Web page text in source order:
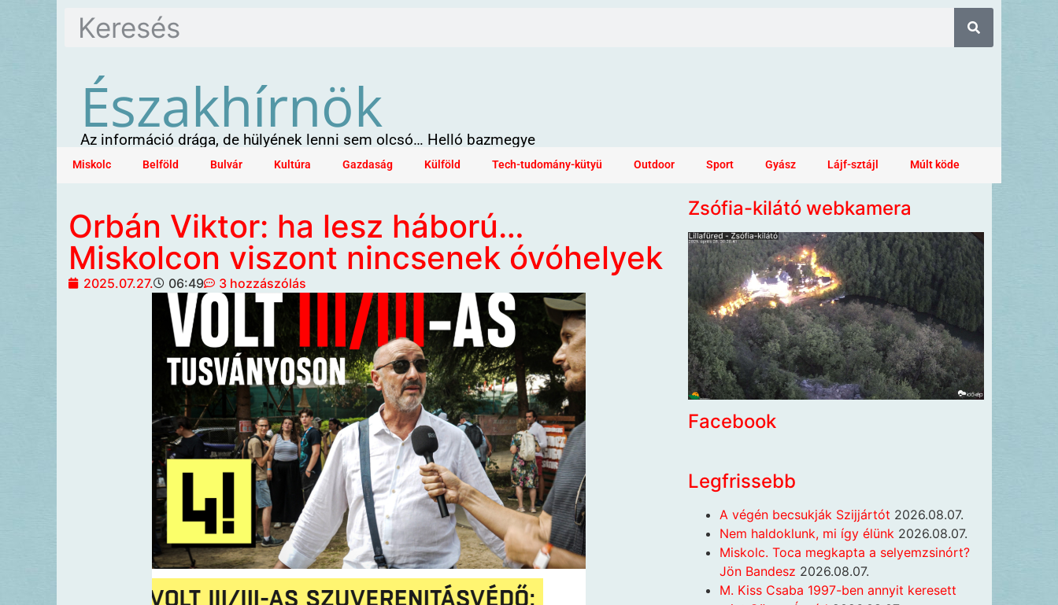
Északhírnök
Az információ drága, de hülyének lenni sem olcsó… Helló bazmegye
Miskolc Belföld Bulvár Kultúra Gazdaság Külföld Tech-tudomány-kütyü Outdoor Sport Gyász Lájf-sztájl Múlt köde
Orbán Viktor: ha lesz háború…
Miskolcon viszont nincsenek óvóhelyek
2025.07.27. 06:49 3 hozzászólás
Zsófia-kilátó webkamera
Facebook
Legfrissebb
A végén becsukják Szijjártót 2026.08.07.
Nem haldoklunk, mi így élünk 2026.08.07.
Miskolc. Toca megkapta a selyemzsinórt?
Jön Bandesz 2026.08.07.
M. Kiss Csaba 1997-ben annyit keresett